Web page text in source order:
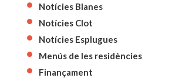
Notícies Blanes
Notícies Clot
Notícies Esplugues
Menús de les residències
Finançament